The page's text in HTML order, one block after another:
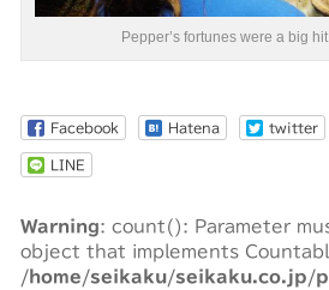
Pepper’s fortunes were a big
Facebook Hatena twitter
LINE
Warning: count(): Parameter
object that implements
/home/seikaku/seikaku.co.jp/